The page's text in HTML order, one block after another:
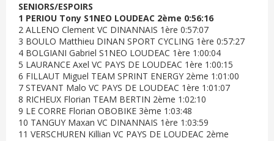
SENIORS/ESPOIRS
1 PERIOU Tony S1NEO LOUDEAC 2ème 0:56:16
2 ALLENO Clement VC DINANNAIS 1ère 0:57:07
3 BOULO Matthieu DINAN SPORT CYCLING 1ère 0:57:27
4 BOLGIANI Gabriel S1NEO LOUDEAC 1ère 1:00:04
5 LAURANCE Axel VC PAYS DE LOUDEAC 1ère 1:00:15
6 FILLAUT Miguel TEAM SPRINT ENERGY 2ème 1:01:00
7 STEVANT Malo VC PAYS DE LOUDEAC 1ère 1:01:07
8 RICHEUX Florian TEAM BERTIN 2ème 1:02:10
9 LE CORRE Florian OBOBIKE 3ème 1:03:48
10 TANGUY Maxan VC DINANNAIS 1ère 1:03:59
11 VERSCHUREN Killian VC PAYS DE LOUDEAC 2ème